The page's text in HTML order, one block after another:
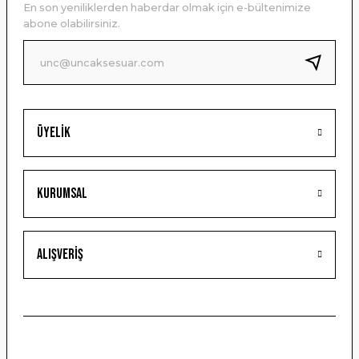
Ürün bilgilerinde hatalar bulunuyor.
Ürün fiyatı diğer sitelerden daha pahalı.
Bu ürüne benzer farklı alternatifler olmalı.
Gönder
Üyelik
Kurumsal
Alışveriş
En son yeniliklerden haberdar olmak için e-bültenimize
abone olabilirsiniz.